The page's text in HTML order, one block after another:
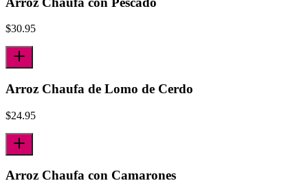
$30.95
Arroz Chaufa de Lomo de Cerdo
$24.95
Arroz Chaufa con Camarones